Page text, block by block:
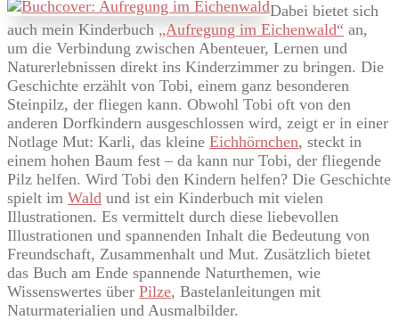
Dabei bietet sich
auch mein Kinderbuch „Aufregung im Eichenwald“ an,
um die Verbindung zwischen Abenteuer, Lernen und
Naturerlebnissen direkt ins Kinderzimmer zu bringen. Die
Geschichte erzählt von Tobi, einem ganz besonderen
Steinpilz, der fliegen kann. Obwohl Tobi oft von den
anderen Dorfkindern ausgeschlossen wird, zeigt er in einer
Notlage Mut: Karli, das kleine Eichhörnchen, steckt in
einem hohen Baum fest – da kann nur Tobi, der fliegende
Pilz helfen. Wird Tobi den Kindern helfen? Die Geschichte
spielt im Wald und ist ein Kinderbuch mit vielen
Illustrationen. Es vermittelt durch diese liebevollen
Illustrationen und spannenden Inhalt die Bedeutung von
Freundschaft, Zusammenhalt und Mut. Zusätzlich bietet
das Buch am Ende spannende Naturthemen, wie
Wissenswertes über Pilze, Bastelanleitungen mit
Naturmaterialien und Ausmalbilder.